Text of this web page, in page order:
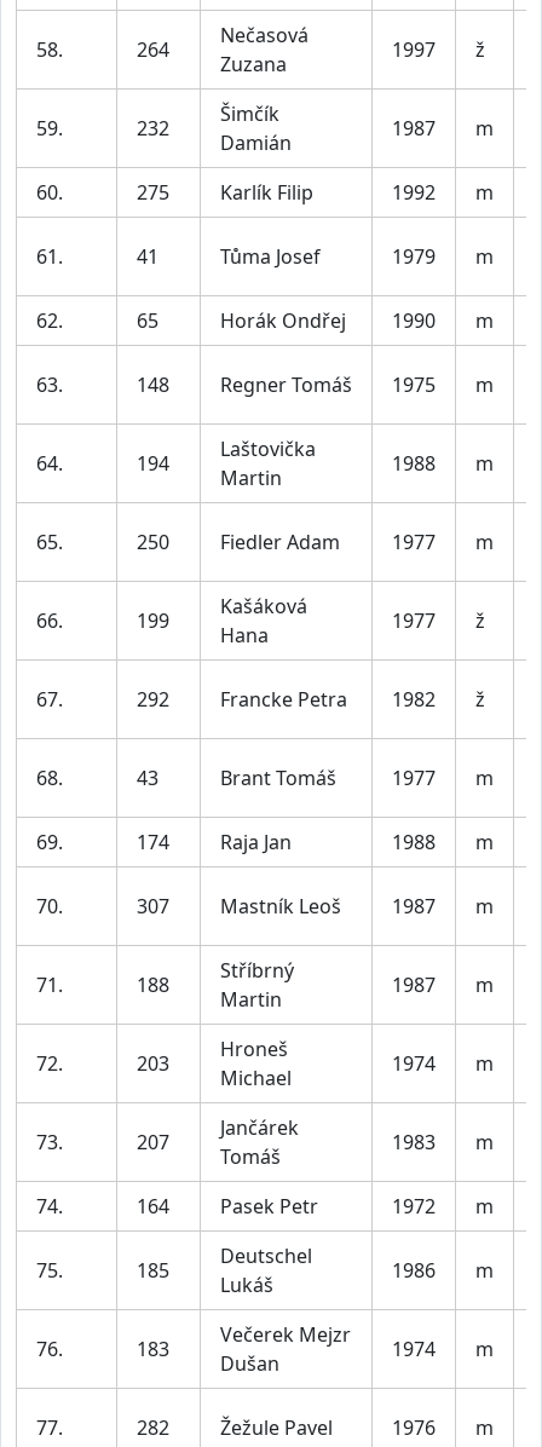
58. 264
Nečasová
Zuzana
1997 ž
59. 232
Šimčík
Damián
1987 m
60. 275 Karlík Filip 1992 m
61. 41 Tůma Josef 1979 m
62.
65 Horák Ondřej 1990 m
63. 148 Regner Tomáš 1975 m
64. 194
Laštovička
Martin
1988 m
65. 250 Fiedler Adam 1977 m
66. 199
Kašáková
Hana
1977 ž
67. 292 Francke Petra 1982 ž
68. 43 Brant Tomáš 1977 m
69.
174 Raja Jan 1988 m
70. 307 Mastník Leoš 1987 m
71. 188
Stříbrný
Martin
1987 m
72. 203
Hroneš
Michael
1974 m
73. 207
Jančárek
Tomáš
1983 m
74. 164 Pasek Petr 1972 m
75. 185
Deutschel
Lukáš
1986 m
76. 183
Večerek Mejzr
Dušan
1974 m
77. 282 Žežule Pavel 1976 m